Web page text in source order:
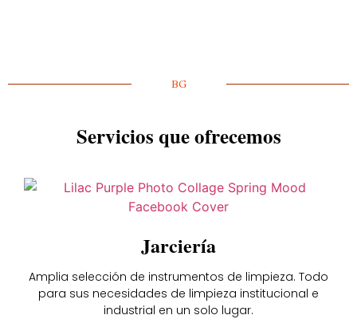
BG
Servicios que ofrecemos
Jarciería
Amplia selección de instrumentos de limpieza. Todo
para sus necesidades de limpieza institucional e
industrial en un solo lugar.